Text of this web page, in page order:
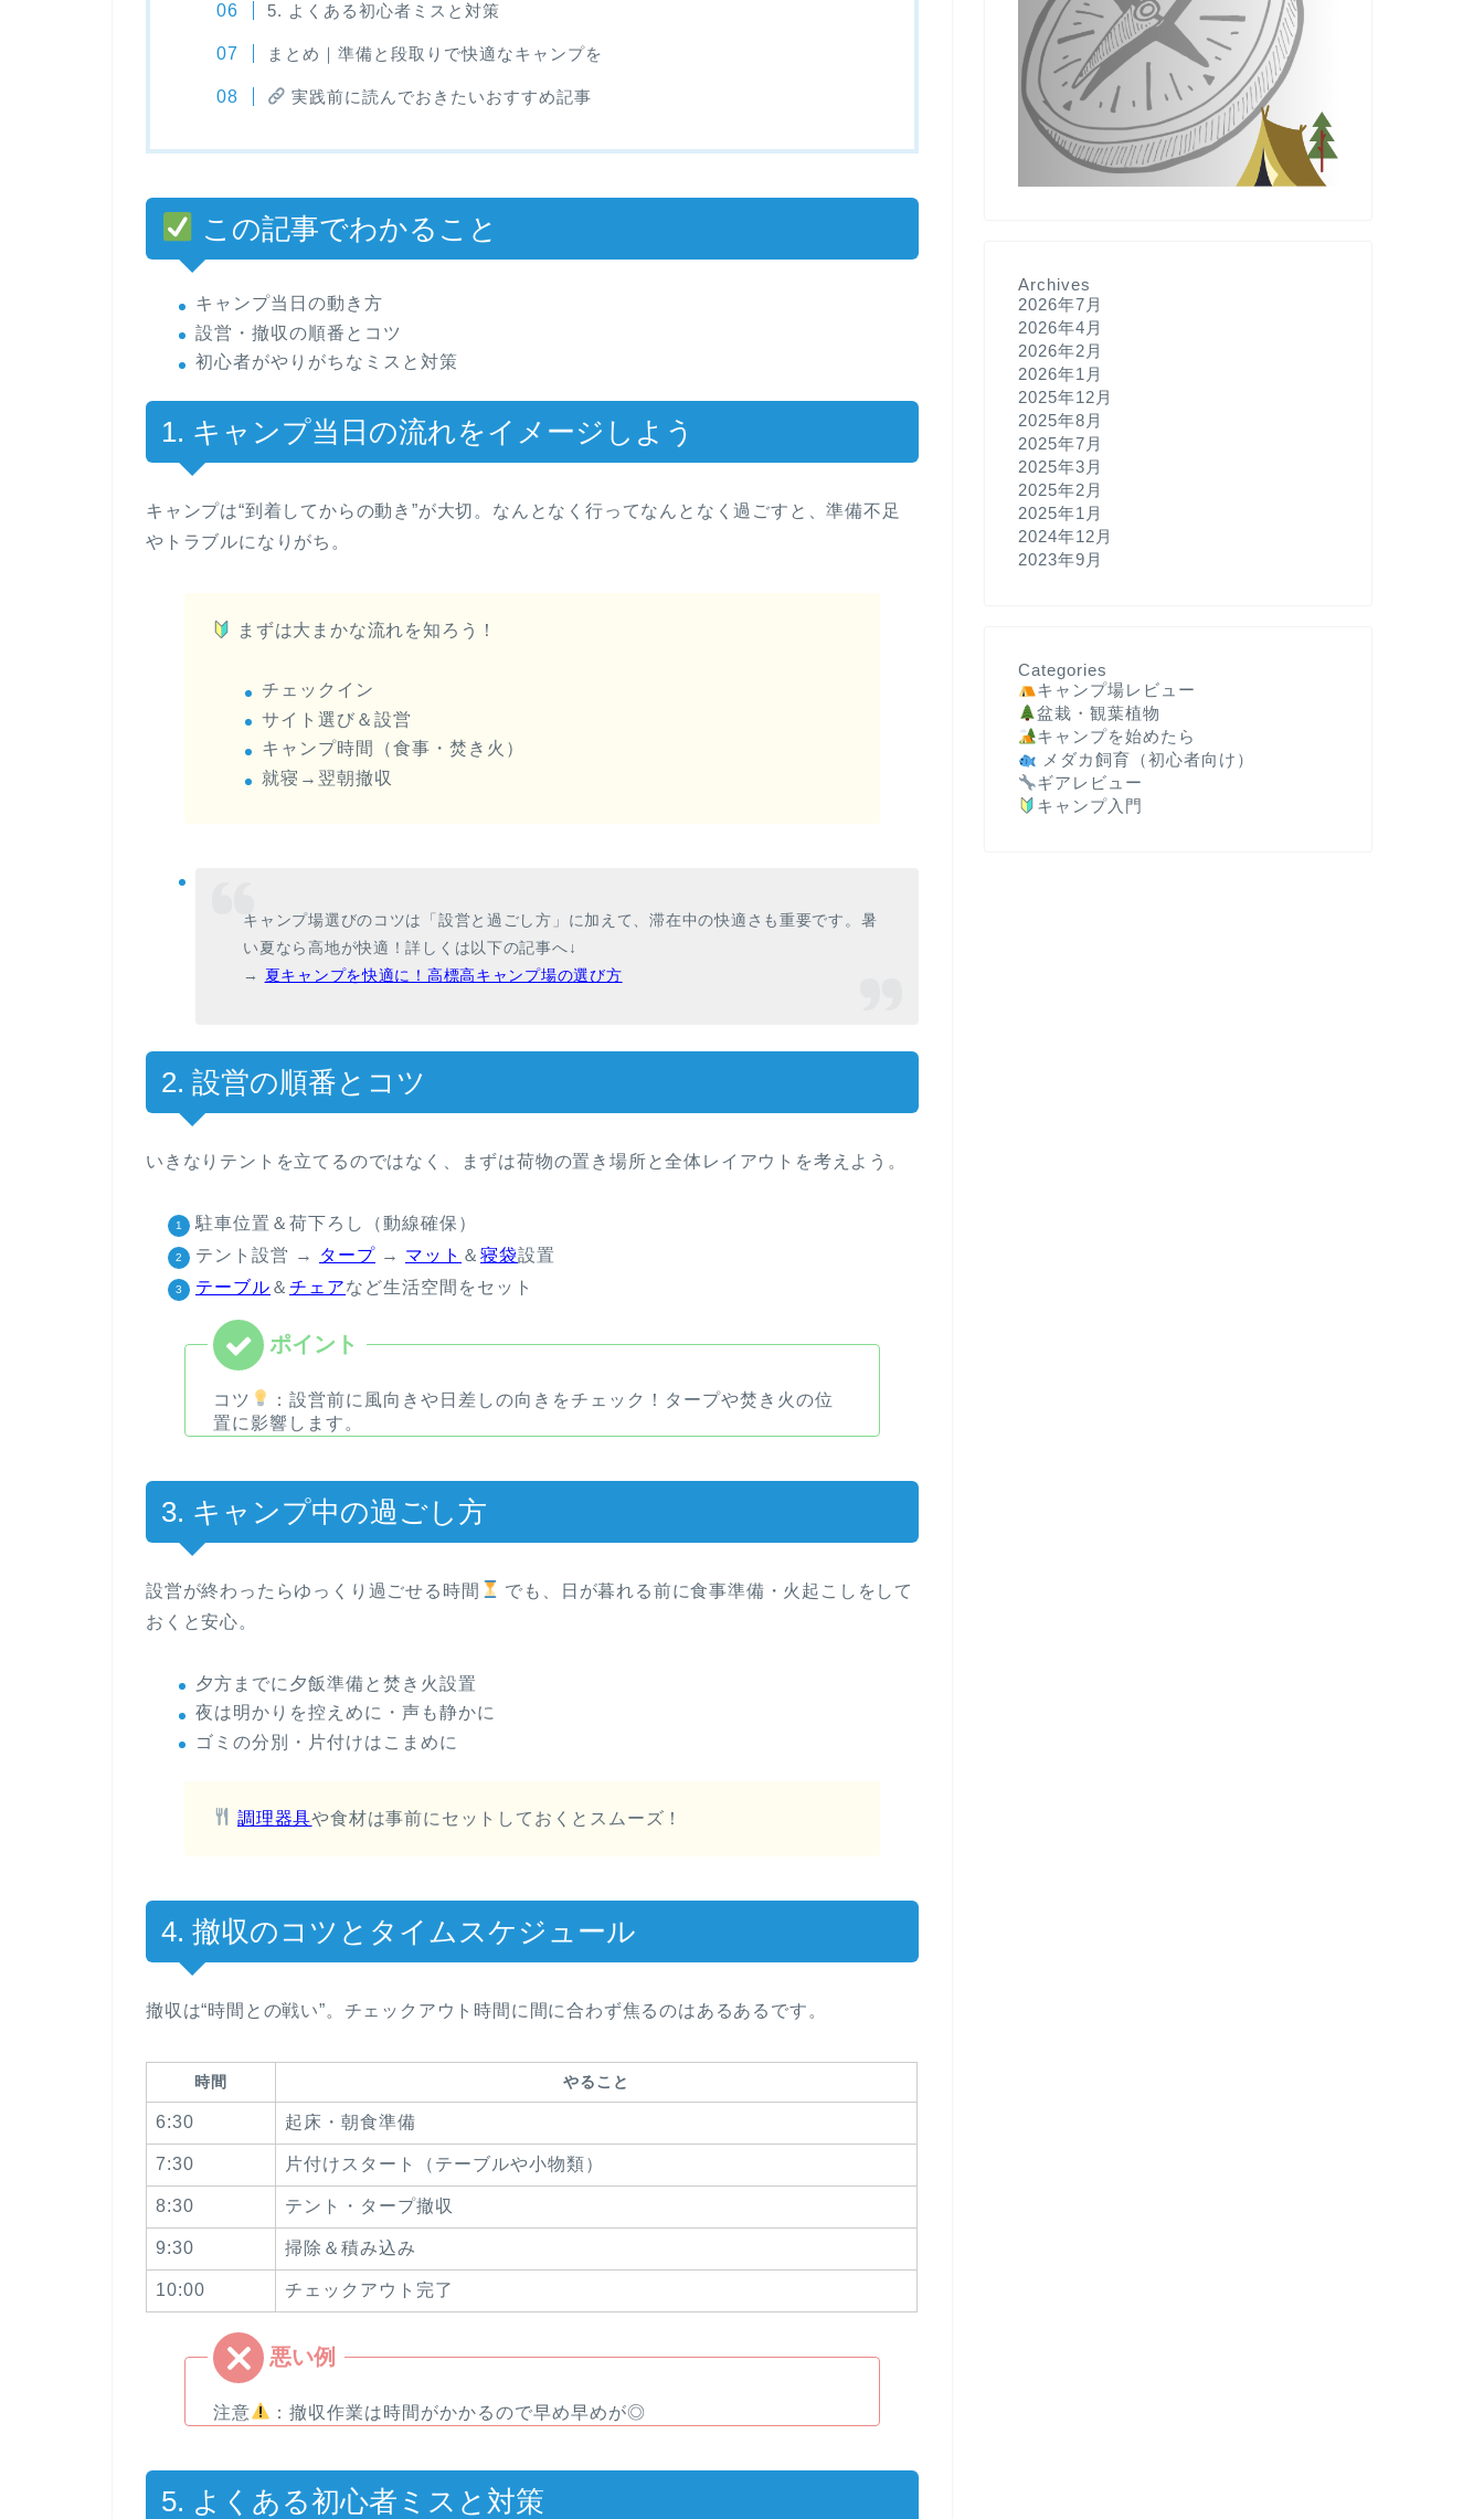
5. よくある初心者ミスと対策
まとめ｜準備と段取りで快適なキャンプを
実践前に読んでおきたいおすすめ記事
この記事でわかること
キャンプ当日の動き方
設営・撤収の順番とコツ
初心者がやりがちなミスと対策
1. キャンプ当日の流れをイメージしよう
キャンプは“到着してからの動き”が大切。なんとなく行ってなんとなく過ごすと、準備不足
やトラブルになりがち。
まずは大まかな流れを知ろう！
チェックイン
サイト選び＆設営
キャンプ時間（食事・焚き火）
就寝→翌朝撤収
キャンプ場選びのコツは「設営と過ごし方」に加えて、滞在中の快適さ も重要です。暑
い夏なら高地が快適！詳しくは以下の記事へ↓
→ 夏キャンプを快適に！高標高キャンプ場の選び方
2. 設営の順番とコツ
いきなりテントを立てるのではなく、まずは荷物の置き場所と全体レイアウトを考えよう。
駐車位置＆荷下ろし（動線確保）
テント設営 →
タープ → マット ＆ 寝袋設置
テーブル ＆ チェアなど生活空間をセット
コツ ：設営前に風向きや日差しの向きをチェック！タープや焚き火の位
置に影響します。
3. キャンプ中の過ごし方
設営が終わったらゆっくり過ごせる時間
でも、日が暮れる前に食事準備・火起こしをして
おくと安心。
夕方までに夕飯準備と焚き火設置
夜は明かりを控えめに・声も静かに
ゴミの分別・片付けはこまめに
調理器具や食材は事前にセットしておくとスムーズ！
4. 撤収のコツとタイムスケジュール
撤収は“時間との戦い”。チェックアウト時間に間に合わず焦るのはあるあるです。
時間 やること
6:30 起床・朝食準備
7:30 片付けスタート（テーブルや小物類）
8:30 テント・タープ撤収
9:30 掃除＆積み込み
10:00 チェックアウト完了
注意 ：撤収作業は時間がかかるので早め早めが◎
5. よくある初心者ミスと対策
Archives
2026年7月
2026年4月
2026年2月
2026年1月
2025年12月
2025年8月
2025年7月
2025年3月
2025年2月
2025年1月
2024年12月
2023年9月
Categories
キャンプ場レビュー
盆栽・観葉植物
キャンプを始めたら
メダカ飼育（初心者向け）
ギアレビュー
キャンプ入門